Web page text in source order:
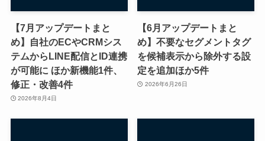
【7月アップデートまと
め】自社のECやCRMシス
テムからLINE配信とID連携
が可能に ほか新機能1件、
修正・改善4件
2026年8月4日
【6月アップデートまと
め】不要なセグメントタグ
を候補表示から除外する設
定を追加ほか5件
2026年6月26日